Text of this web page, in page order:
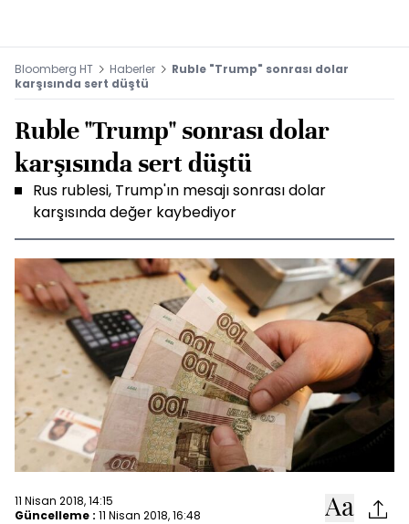
Bloomberg HT Haberler
Ruble "Trump" sonrası dolar
karşısında sert düştü
Ruble "Trump" sonrası dolar
karşısında sert düştü
Rus rublesi, Trump'ın mesajı sonrası dolar
karşısında değer kaybediyor
11 Nisan 2018, 14:15
Güncelleme : 11 Nisan 2018, 16:48